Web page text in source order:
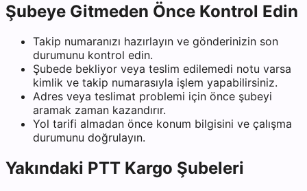
Şubeye Gitmeden Önce Kontrol Edin
Takip numaranızı hazırlayın ve gönderinizin son
durumunu kontrol edin.
Şubede bekliyor veya teslim edilemedi notu varsa
kimlik ve takip numarasıyla işlem yapabilirsiniz.
Adres veya teslimat problemi için önce şubeyi
aramak zaman kazandırır.
Yol tarifi almadan önce konum bilgisini ve çalışma
durumunu doğrulayın.
Yakındaki PTT Kargo Şubeleri